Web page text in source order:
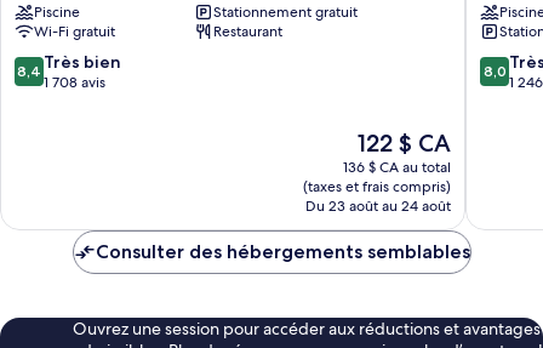
Tumon
Piscine
Stationnement gratuit
Wi-Fi gratuit
Restaurant
8.4
sur
8,4 Très bien
1 708 avis
Le
prix
est
de
122 $ CA
122 $ CA
136 $ CA au total
(taxes et frais compris)
Du 23 août au 24 août
Guam
Tumon
8.0
sur
8,0
1
Consulter des hébergements semblables
Ouvrez une session pour accéder aux réductions et avantages